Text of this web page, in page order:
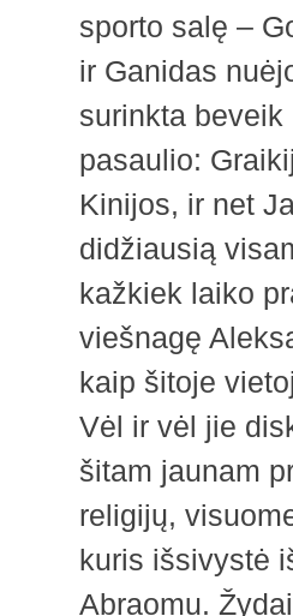
sporto salę –
ir Ganidas
surinkta
pasaulio:
Kinijos, ir net
didžiausią
kažkiek laiko
viešnagę
kaip šitoje
Vėl ir vėl jie
šitam jaunam
religijų,
kuris išsivystė
Abraomu.